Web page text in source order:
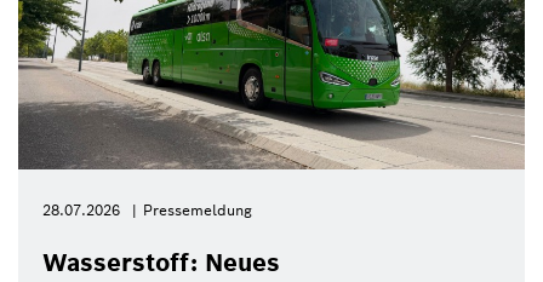
28.07.2026 Pressemeldung
Wasserstoff: Neues